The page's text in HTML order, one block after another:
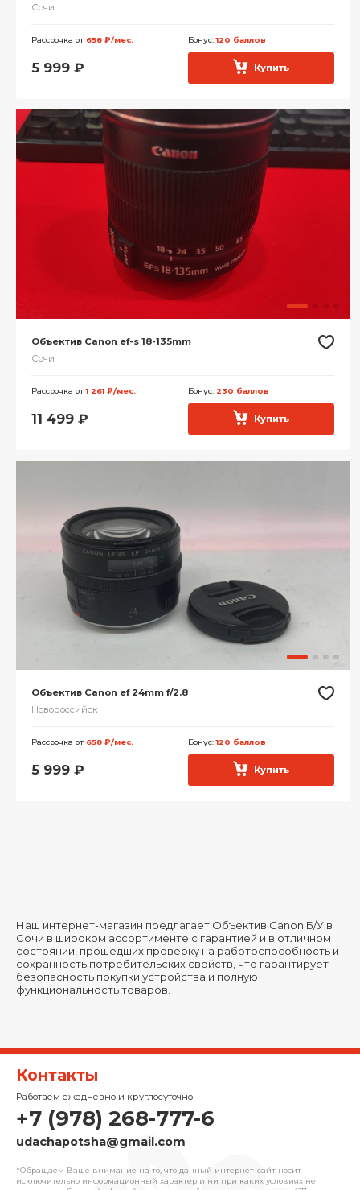
Сочи
Рассрочка от 658 ₽/мес. Бонус:120 баллов
5 999 ₽ Купить
Объектив Canon ef-s 18-135mm
Сочи
Рассрочка от1 261 ₽/мес. Бонус: 230 баллов
11 499 ₽ Купить
Объектив Canon ef 24mm f/2.8
Новороссийск
Рассрочка от 658 ₽/мес. Бонус:120 баллов
5 999 ₽ Купить
Наш интернет-магазин предлагает Объектив Canon Б/У в
Сочи в широком ассортименте с гарантией и в отличном
состоянии, прошедших проверку на работоспособность и
сохранность потребительских свойств, что гарантирует
безопасность покупки устройства и полную
функциональность товаров.
Контакты
Работаем ежедневно и круглосуточно
+7 (978) 268-777-6
udachapotsha@gmail.com
*Обращаем Ваше внимание на то, что данный интернет-сайт носит
исключительно информационный характер и ни при каких условиях не